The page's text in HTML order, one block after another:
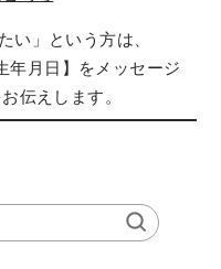
」という方は、
年月日】をメッセージ
伝えします。